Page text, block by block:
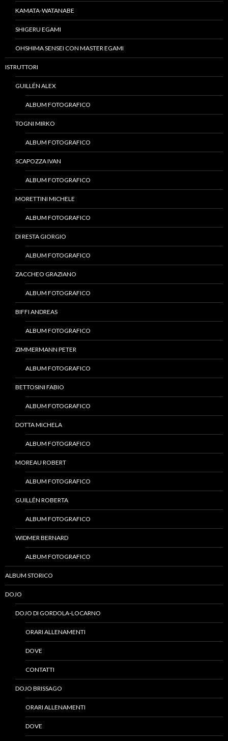
KAMATA-WATANABE
SHIGERU EGAMI
OHSHIMA SENSEI CON MASTER EGAMI
ISTRUTTORI
GUILLÉN ALEX
ALBUM FOTOGRAFICO
TOGNI MIRKO
ALBUM FOTOGRAFICO
SCAPOZZA IVAN
ALBUM FOTOGRAFICO
MORETTINI MICHELE
ALBUM FOTOGRAFICO
DI RESTA GIORGIO
ALBUM FOTOGRAFICO
ZACCHEO GRAZIANO
ALBUM FOTOGRAFICO
BIFFI ANDREAS
ALBUM FOTOGRAFICO
ZIMMERMANN PETER
ALBUM FOTOGRAFICO
BETTOSINI FABIO
ALBUM FOTOGRAFICO
DOTTA MICHELA
ALBUM FOTOGRAFICO
MOREAU ROBERT
ALBUM FOTOGRAFICO
GUILLÉN ROBERTA
ALBUM FOTOGRAFICO
WIDMER BERNARD
ALBUM FOTOGRAFICO
ALBUM STORICO
DOJO
DOJO DI GORDOLA-LOCARNO
ORARI ALLENAMENTI
DOVE
CONTATTI
DOJO BRISSAGO
ORARI ALLENAMENTI
DOVE